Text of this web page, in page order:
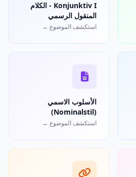
Konjunktiv I - الكلام
المنقول الرسمي
استكشف الموضوع →
الأسلوب الاسمي
(Nominalstil)
استكشف الموضوع →